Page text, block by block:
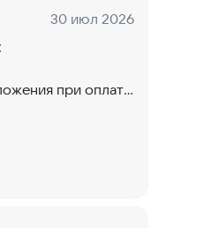
Дата:
30 июл 2026
при оплате
при работе с
читаемыми: